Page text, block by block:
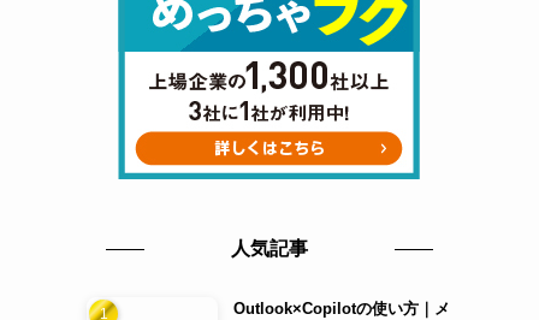
人気記事
Outlook×Copilotの使い方｜メ